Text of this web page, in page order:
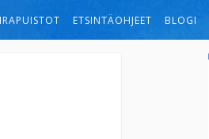
ETSINTÄOHJEET BLOGI